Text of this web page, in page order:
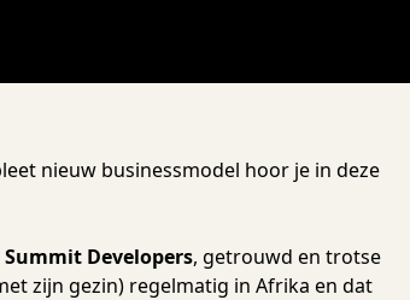
nieuw businessmodel hoor je in deze
Summit Developers, getrouwd en trotse
zijn gezin) regelmatig in Afrika en dat